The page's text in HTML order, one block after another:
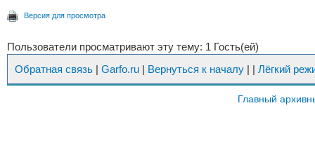
Версия для просмотра
Пользователи просматривают эту тему: 1 Гость(ей)
Обратная связь | Garfo.ru | Вернуться к началу | | Лёгкий
Главный